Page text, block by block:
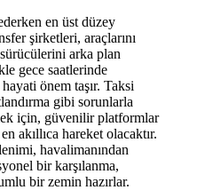
en üst düzey
şirketleri, araçlarını
arka plan
gece saatlerinde
önem taşır. Taksi
gibi sorunlarla
için, güvenilir platformlar
akıllıca hareket olacaktır.
havalimanından
bir karşılanma,
bir zemin hazırlar.